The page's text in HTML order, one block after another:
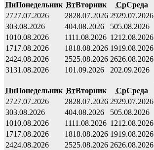
ПнПонедельник ВтВторник СрСреда
2727.07.2026 2828.07.2026 2929.07.2026
303.08.2026 404.08.2026 505.08.2026
1010.08.2026 1111.08.2026 1212.08.2026
1717.08.2026 1818.08.2026 1919.08.2026
2424.08.2026 2525.08.2026 2626.08.2026
3131.08.2026 101.09.2026 202.09.2026
ПнПонедельник ВтВторник СрСреда
2727.07.2026 2828.07.2026 2929.07.2026
303.08.2026 404.08.2026 505.08.2026
1010.08.2026 1111.08.2026 1212.08.2026
1717.08.2026 1818.08.2026 1919.08.2026
2424.08.2026 2525.08.2026 2626.08.2026